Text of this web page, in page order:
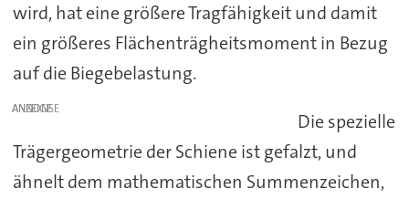
wird, hat eine größere Tragfähigkeit und damit
ein größeres Flächenträgheitsmoment in Bezug
auf die Biegebelastung.
ANZEIGE
Die spezielle
Trägergeometrie der Schiene ist gefalzt, und
ähnelt dem mathematischen Summenzeichen,